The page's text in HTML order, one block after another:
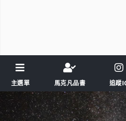
主選單 馬克凡品書 追蹤